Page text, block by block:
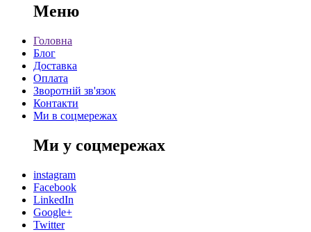
Меню
Головна
Блог
Доставка
Оплата
Зворотній зв'язок
Контакти
Ми в соцмережах
Ми у соцмережах
instagram
Facebook
LinkedIn
Google+
Twitter